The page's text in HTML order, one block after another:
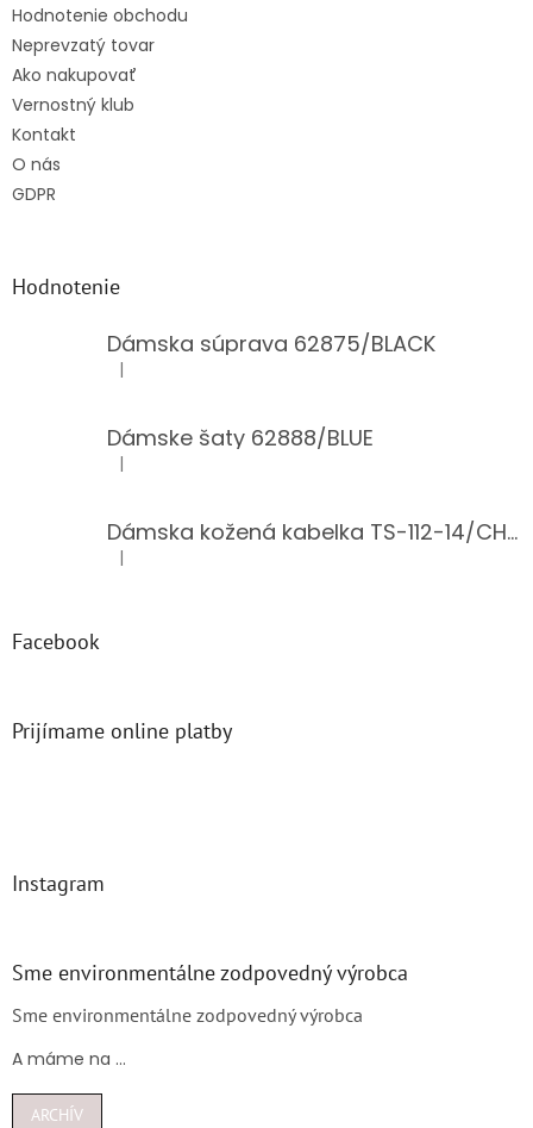
Hodnotenie obchodu
Neprevzatý tovar
Ako nakupovať
Vernostný klub
Kontakt
O nás
GDPR
Hodnotenie
Dámska súprava 62875/BLACK
Hodnotenie produktu je 5 z 5 hviezdičiek.
|
Dámske šaty 62888/BLUE
Hodnotenie produktu je 5 z 5 hviezdičiek.
|
Dámska kožená kabelka TS-112-14/CHOCO
Hodnotenie produktu je 5 z 5 hviezdičiek.
|
Facebook
Prijímame online platby
Instagram
Sme environmentálne zodpovedný výrobca
Sme environmentálne zodpovedný výrobca
A máme na ...
ARCHÍV